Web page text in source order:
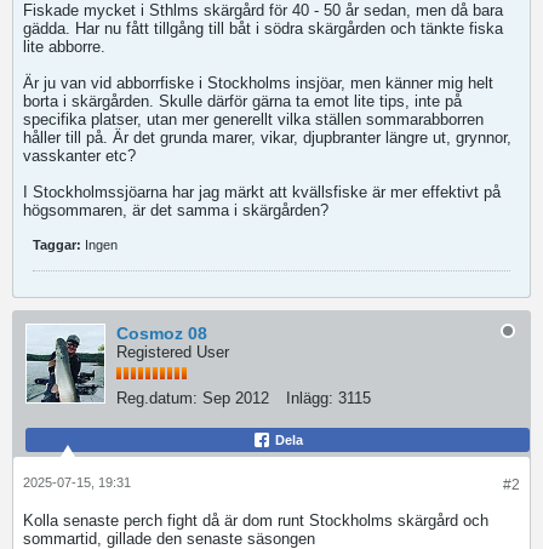
Fiskade mycket i Sthlms skärgård för 40 - 50 år sedan, men då bara
gädda. Har nu fått tillgång till båt i södra skärgården och tänkte fiska
lite abborre.
Är ju van vid abborrfiske i Stockholms insjöar, men känner mig helt
borta i skärgården. Skulle därför gärna ta emot lite tips, inte på
specifika platser, utan mer generellt vilka ställen sommarabborren
håller till på. Är det grunda marer, vikar, djupbranter längre ut, grynnor,
vasskanter etc?
I Stockholmssjöarna har jag märkt att kvällsfiske är mer effektivt på
högsommaren, är det samma i skärgården?
Taggar: Ingen
Cosmoz 08
Registered User
Reg.datum: Sep 2012 Inlägg: 3115
Dela
#2
2025-07-15, 19:31
Kolla senaste perch fight då är dom runt Stockholms skärgård och
sommartid, gillade den senaste säsongen